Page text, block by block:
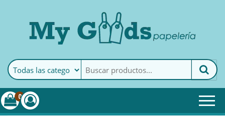
MyGoods · PapeleríaMy Goods es tu papelería
online de confianza. Podrás
encontrar todo lo necesario
0